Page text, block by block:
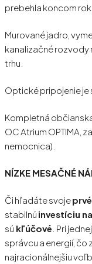
prebehla koncom
Murované jadro,
kanalizačné rozvody
trhu.
Optické pripojenie je
Kompletná
OC Atrium OPTIMA,
nemocnica).
NÍZKE MESAČNÉ
Či hľadáte svoje
stabilnú investíciu
sú kľúčové . Pri
správcu a energií,
najracionálnejšiu